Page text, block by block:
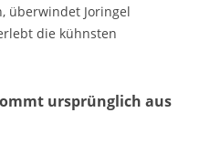
überwindet Joringel
die kühnsten
ursprünglich aus